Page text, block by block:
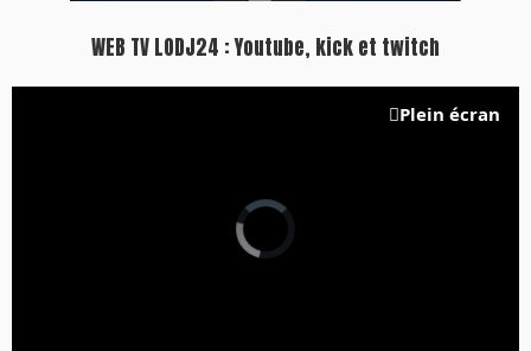
WEB TV LODJ24 : Youtube, kick et twitch
Plein écran